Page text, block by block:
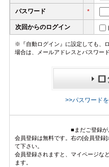
パスワード *
次回からのログイン
※『自動ログイン』に設定しても、
場合は、メールアドレスとパスワー
>>パスワード
■まだご登録が
会員登録は無料です。右の[会員登録
て下さい。
会員登録されますと、マイページな
ます。